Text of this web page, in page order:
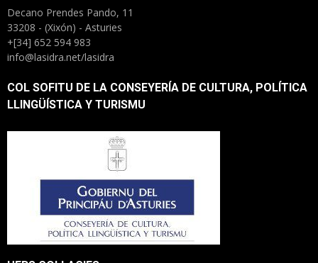
Decano Prendes Pando, 11
33208 - (Xixón) - Asturies
+[34] 652 594 983
info@lasidra.net/lasidra
COL SOFITU DE LA CONSEYERÍA DE CULTURA, POLÍTICA
LLINGÜÍSTICA Y TURISMU